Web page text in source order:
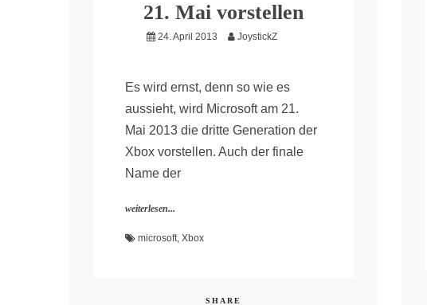
21. Mai vorstellen
24. April 2013 JoystickZ
Es wird ernst, denn so wie es
aussieht, wird Microsoft am 21.
Mai 2013 die dritte Generation der
Xbox vorstellen. Auch der finale
Name der
weiterlesen...
microsoft, Xbox
SHARE